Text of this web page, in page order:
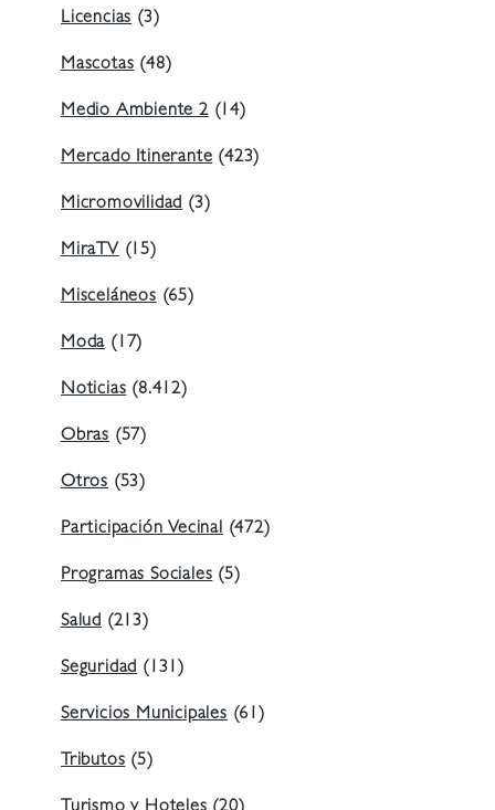
Licencias(3)
Mascotas(48)
Medio Ambiente 2(14)
Mercado Itinerante(423)
Micromovilidad(3)
MiraTV(15)
Misceláneos(65)
Moda(17)
Noticias(8.412)
Obras (57)
Otros (53)
Participación Vecinal(472)
Programas Sociales(5)
Salud (213)
Seguridad(131)
Servicios Municipales(61)
Tributos(5)